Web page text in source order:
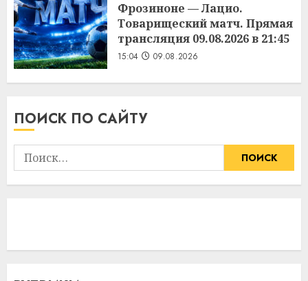
Фрозиноне — Лацио.
Товарищеский матч. Прямая
трансляция 09.08.2026 в 21:45
15:04 09.08.2026
ПОИСК ПО САЙТУ
Найти: